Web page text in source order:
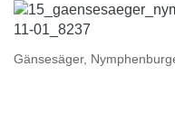
Gänsesäger,